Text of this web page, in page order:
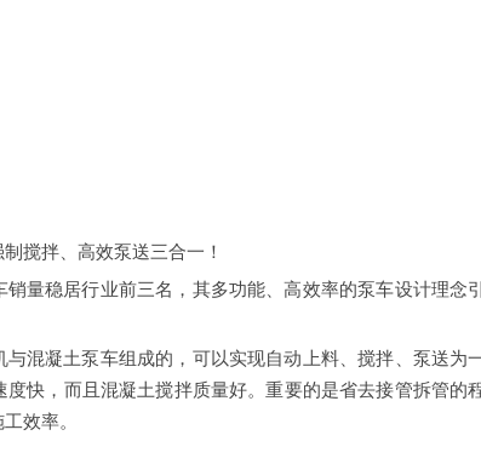
搅拌、高效泵送三合一！
量稳居行业前三名，其多功能、高效率的泵车设计理念
与混凝土泵车组成的，可以实现自动上料、搅拌、泵送为
快，而且混凝土搅拌质量好。重要的是省去接管拆管的
效率。